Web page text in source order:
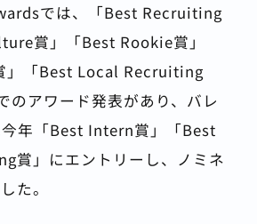
では、「Best Recruiting
賞」「Best Rookie賞」
」「Best Local Recruiting
のアワード発表があり、バレ
今年「Best Intern賞」「Best
賞」にエントリーし、ノミネ
た。